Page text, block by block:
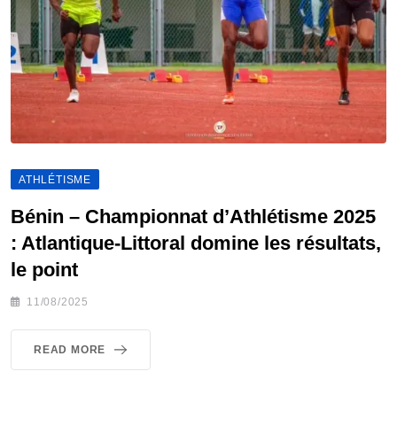
ATHLÉTISME
Bénin – Championnat d’Athlétisme 2025
: Atlantique-Littoral domine les résultats,
le point
11/08/2025
READ MORE